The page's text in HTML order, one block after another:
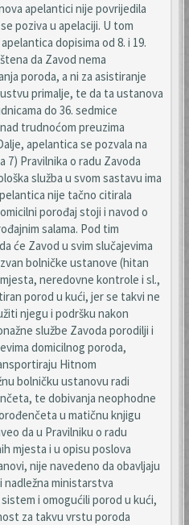
apelantici nije povrijedila
poziva u apelaciji. U tom
dopisima od 8. i 19.
da Zavod nema
poroda, a ni za asistiranje
primalje, te da ta ustanova
do 36. sedmice
trudnoćom preuzima
apelantica se pozvala na
7) Pravilnika o radu Zavoda
služba u svom sastavu ima
nije tačno citirala
porođaj stoji i navod o
salama. Pod tim
će Zavod u svim slučajevima
bolničke ustanove (hitan
neredovne kontrole i sl.,
porod u kući, jer se takvi ne
njegu i podršku nakon
službe Zavoda porodilji i
domicilnog poroda,
Hitnom
bolničku ustanovu radi
te dobivanja neophodne
u matičnu knjigu
da u Pravilniku o radu
mjesta i u opisu poslova
nije navedeno da obavljaju
nadležna ministarstva
i omogućili porod u kući,
za takvu vrstu poroda